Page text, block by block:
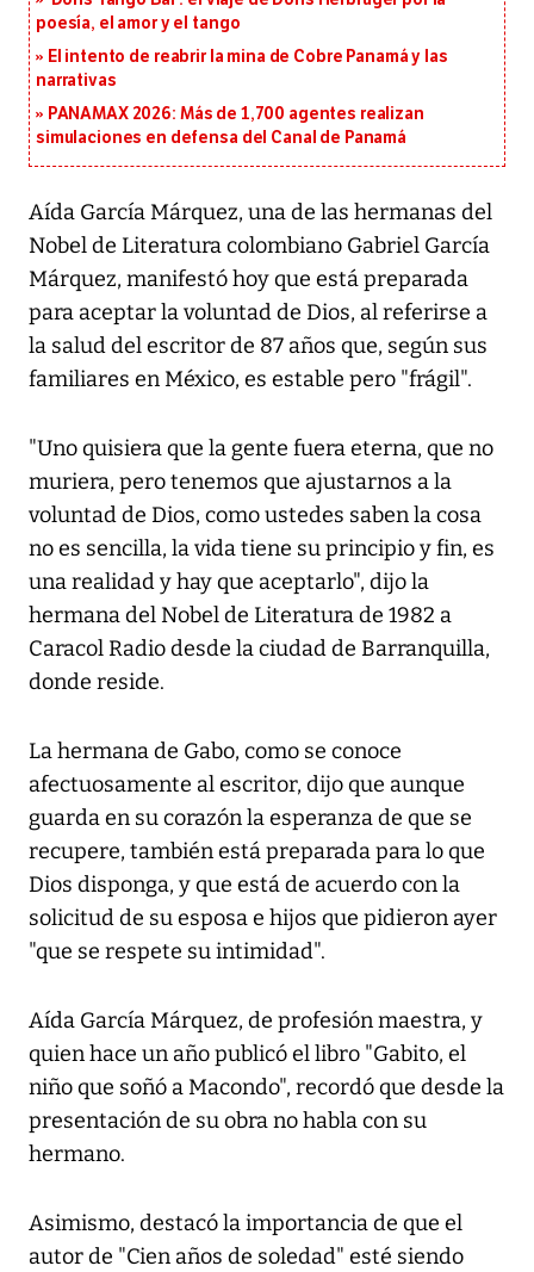
poesía, el amor y el tango
El intento de reabrir la mina de Cobre Panamá y las
narrativas
PANAMAX 2026: Más de 1,700 agentes realizan
simulaciones en defensa del Canal de Panamá
Aída García Márquez, una de las hermanas del
Nobel de Literatura colombiano Gabriel García
Márquez, manifestó hoy que está preparada
para aceptar la voluntad de Dios, al referirse a
la salud del escritor de 87 años que, según sus
familiares en México, es estable pero "frágil".
"Uno quisiera que la gente fuera eterna, que no
muriera, pero tenemos que ajustarnos a la
voluntad de Dios, como ustedes saben la cosa
no es sencilla, la vida tiene su principio y fin, es
una realidad y hay que aceptarlo", dijo la
hermana del Nobel de Literatura de 1982 a
Caracol Radio desde la ciudad de Barranquilla,
donde reside.
La hermana de Gabo, como se conoce
afectuosamente al escritor, dijo que aunque
guarda en su corazón la esperanza de que se
recupere, también está preparada para lo que
Dios disponga, y que está de acuerdo con la
solicitud de su esposa e hijos que pidieron ayer
"que se respete su intimidad".
Aída García Márquez, de profesión maestra, y
quien hace un año publicó el libro "Gabito, el
niño que soñó a Macondo", recordó que desde la
presentación de su obra no habla con su
hermano.
Asimismo, destacó la importancia de que el
autor de "Cien años de soledad" esté siendo